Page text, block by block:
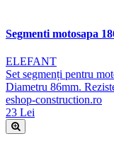
Segmenti motosapa
ELEFANT
Set segmenți pentru
Diametru 86mm.
eshop-construction.ro
23 Lei